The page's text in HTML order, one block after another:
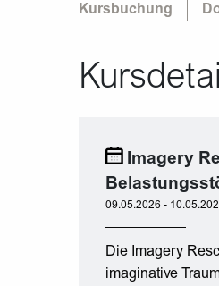
Kursbuchung
Imagery
09.05.2026 -
Die Imagery
imaginative